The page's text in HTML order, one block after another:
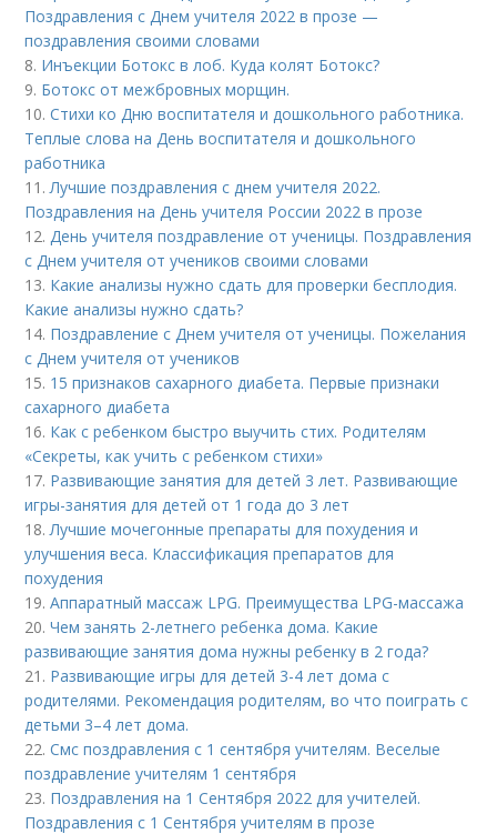
Поздравления с Днем учителя 2022 в прозе —
поздравления своими словами
8. Инъекции Ботокс в лоб. Куда колят Ботокс?
9. Ботокс от межбровных морщин.
10.Стихи ко Дню воспитателя и дошкольного работника.
Теплые слова на День воспитателя и дошкольного
работника
11.Лучшие поздравления с днем учителя 2022.
Поздравления на День учителя России 2022 в прозе
12.День учителя поздравление от ученицы. Поздравления
с Днем учителя от учеников своими словами
13. Какие анализы нужно сдать для проверки бесплодия.
Какие анализы нужно сдать?
14. Поздравление с Днем учителя от ученицы. Пожелания
с Днем учителя от учеников
15. 15 признаков сахарного диабета. Первые признаки
сахарного диабета
16. Как с ребенком быстро выучить стих. Родителям
«Секреты, как учить с ребенком стихи»
17. Развивающие занятия для детей 3 лет. Развивающие
игры-занятия для детей от 1 года до 3 лет
18.Лучшие мочегонные препараты для похудения и
улучшения веса. Классификация препаратов для
похудения
19.Аппаратный массаж LPG. Преимущества LPG-массажа
20.Чем занять 2-летнего ребенка дома. Какие
развивающие занятия дома нужны ребенку в 2 года?
21. Развивающие игры для детей 3-4 лет дома с
родителями. Рекомендация родителям, во что поиграть с
детьми 3–4 лет дома.
22.Смс поздравления с 1 сентября учителям. Веселые
поздравление учителям 1 сентября
23. Поздравления на 1 Сентября 2022 для учителей.
Поздравления с 1 Сентября учителям в прозе